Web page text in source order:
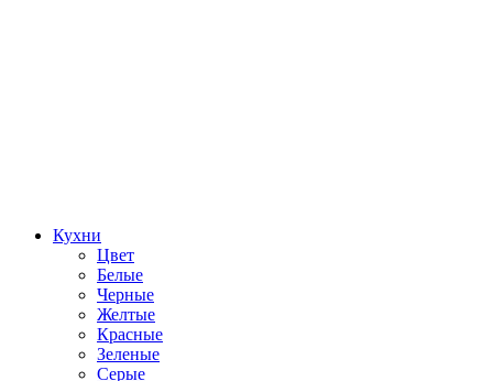
Кухни
Цвет
Белые
Черные
Желтые
Красные
Зеленые
Серые